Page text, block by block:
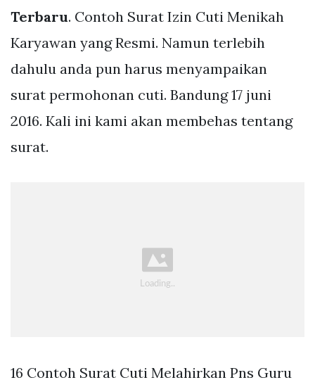
Terbaru. Contoh Surat Izin Cuti Menikah
Karyawan yang Resmi. Namun terlebih
dahulu anda pun harus menyampaikan
surat permohonan cuti. Bandung 17 juni
2016. Kali ini kami akan membehas tentang
surat.
16 Contoh Surat Cuti Melahirkan Pns Guru